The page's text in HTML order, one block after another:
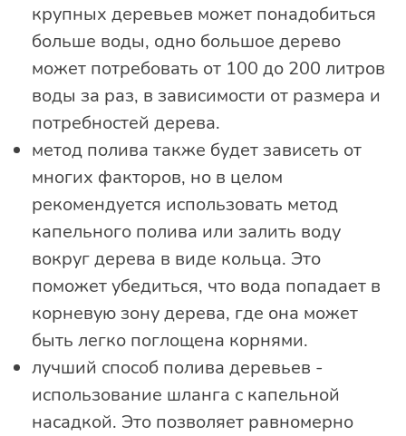
крупных деревьев может понадобиться
больше воды, одно большое дерево
может потребовать от 100 до 200 литров
воды за раз, в зависимости от размера и
потребностей дерева.
метод полива также будет зависеть от
многих факторов, но в целом
рекомендуется использовать метод
капельного полива или залить воду
вокруг дерева в виде кольца. Это
поможет убедиться, что вода попадает в
корневую зону дерева, где она может
быть легко поглощена корнями.
лучший способ полива деревьев -
использование шланга с капельной
насадкой. Это позволяет равномерно